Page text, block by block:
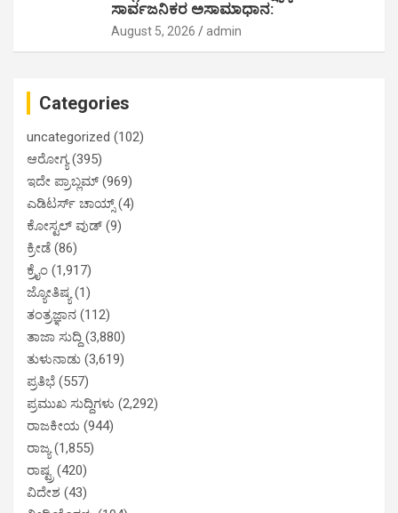
ಸಾರ್ವಜನಿಕರ ಅಸಾಮಾಧಾನ:
August 5, 2026 admin
Categories
uncategorized (102)
ಆರೋಗ್ಯ(395)
ಇದೇ ಪ್ರಾಬ್ಲಮ್ (969)
ಎಡಿಟರ್ಸ್ ಚಾಯ್ಸ್(4)
ಕೋಸ್ಟಲ್ ವುಡ್ (9)
ಕ್ರೀಡೆ (86)
ಕ್ರೈಂ (1,917)
ಜ್ಯೋತಿಷ್ಯ(1)
ತಂತ್ರಜ್ಞಾನ (112)
ತಾಜಾ ಸುದ್ದಿ (3,880)
ತುಳುನಾಡು (3,619)
ಪ್ರತಿಭೆ (557)
ಪ್ರಮುಖ ಸುದ್ದಿಗಳು (2,292)
ರಾಜಕೀಯ (944)
ರಾಜ್ಯ(1,855)
ರಾಷ್ಟ್ರ (420)
ವಿದೇಶ (43)